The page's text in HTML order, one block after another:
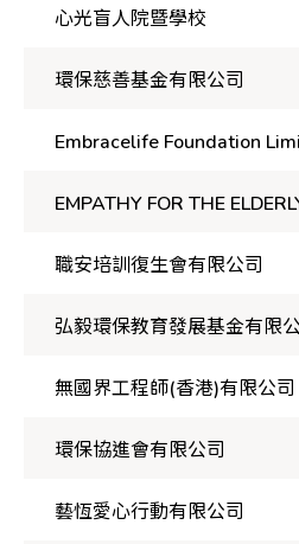
心光盲人院暨學校
環保慈善基金有限公司
Embracelife Foundation
EMPATHY FOR THE
職安培訓復生會有限公司
弘毅環保教育發展基金有限
無國界工程師(香港)有限公司
環保協進會有限公司
藝恆愛心行動有限公司